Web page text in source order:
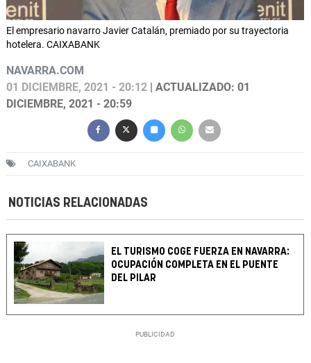
El empresario navarro Javier Catalán, premiado por su trayectoria
hotelera. CAIXABANK
NAVARRA.COM
01 DICIEMBRE, 2021 - 20:12 | ACTUALIZADO: 01
DICIEMBRE, 2021 - 20:59
CAIXABANK
NOTICIAS RELACIONADAS
EL TURISMO COGE FUERZA EN NAVARRA:
OCUPACIÓN COMPLETA EN EL PUENTE
DEL PILAR